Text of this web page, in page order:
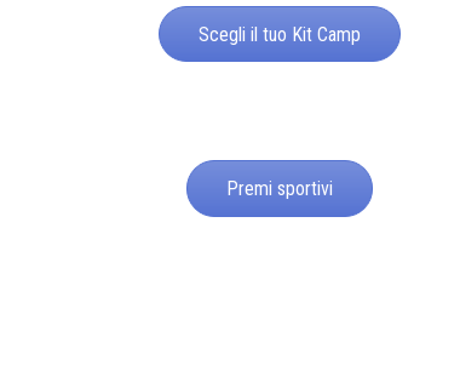
Scegli il tuo Kit Camp
Premi sportivi